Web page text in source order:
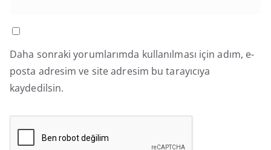
Daha sonraki yorumlarımda kullanılması için adım, e-
posta adresim ve site adresim bu tarayıcıya
kaydedilsin.